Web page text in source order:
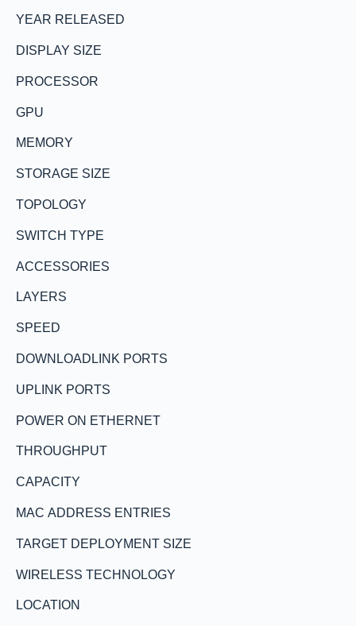
YEAR RELEASED
DISPLAY SIZE
PROCESSOR
GPU
MEMORY
STORAGE SIZE
TOPOLOGY
SWITCH TYPE
ACCESSORIES
LAYERS
SPEED
DOWNLOADLINK PORTS
UPLINK PORTS
POWER ON ETHERNET
THROUGHPUT
CAPACITY
MAC ADDRESS ENTRIES
TARGET DEPLOYMENT SIZE
WIRELESS TECHNOLOGY
LOCATION